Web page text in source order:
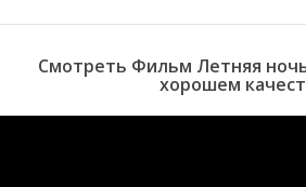
Смотреть Фильм Летняя
хорошем